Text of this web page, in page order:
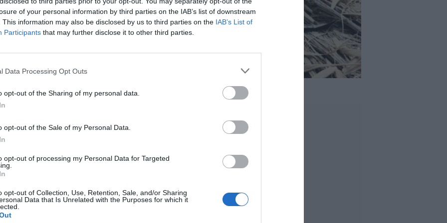
of your personal information by third parties on the IAB’s list of downstream
This information may also be disclosed by us to third parties on the IAB’s List of
Participants that may further disclose it to other third parties.
Data Processing Opt Outs
opt-out of the Sharing of my personal data.
opt-out of the Sale of my Personal Data.
opt-out of processing my Personal Data for Targeted
opt-out of Collection, Use, Retention, Sale, and/or Sharing
Data that Is Unrelated with the Purposes for which it
en la emboscada. EFE
sido detenidos por, presuntamente, tratar
de una empresa de alimentación en una
éste viajaba en coche desde Crevillent a